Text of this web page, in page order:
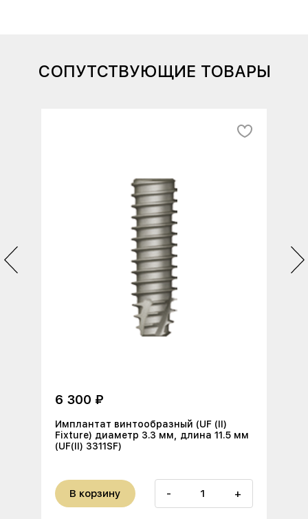
СОПУТСТВУЮЩИЕ ТОВАРЫ
6 300 ₽
Имплантат винтообразный (UF (II)
Fixture) диаметр 3.3 мм, длина 11.5 мм
(UF(II) 3311SF)
В корзину - +